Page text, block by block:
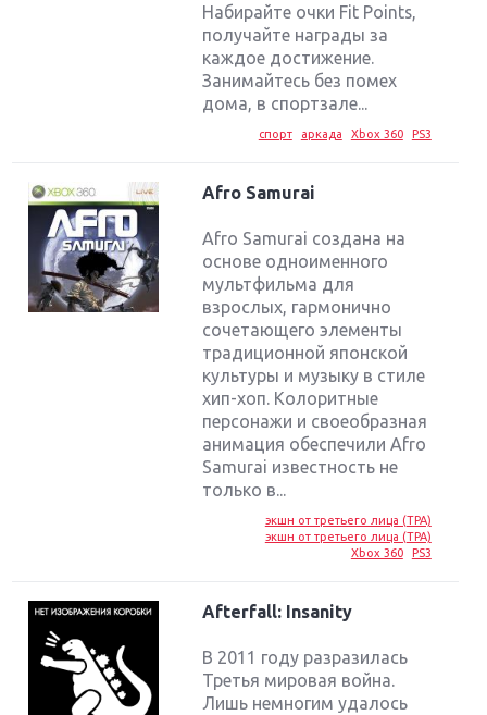
Набирайте очки Fit Points,
получайте награды за
каждое достижение.
Занимайтесь без помех
дома, в спортзале...
спорт аркада Xbox 360 PS3
Afro Samurai
Afro Samurai создана на
основе одноименного
мультфильма для
взрослых, гармонично
сочетающего элементы
традиционной японской
культуры и музыку в стиле
хип-хоп. Колоритные
персонажи и своеобразная
анимация обеспечили Afro
Samurai известность не
только в...
экшн от третьего лица (TPA)
экшн от третьего лица (TPA)
Xbox 360
PS3
Afterfall: Insanity
В 2011 году разразилась
Третья мировая война.
Лишь немногим удалось